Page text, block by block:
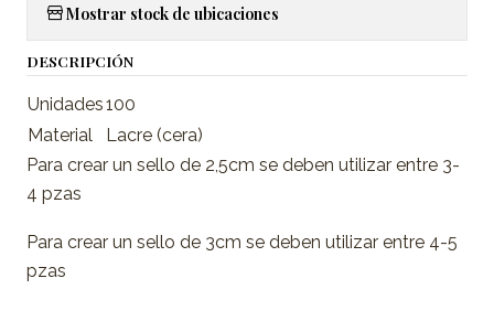
Mostrar stock de ubicaciones
DESCRIPCIÓN
Unidades100
Material
Lacre (cera)
Para crear un sello de 2,5cm se deben utilizar entre 3-
4 pzas
Para crear un sello de 3cm se deben utilizar entre 4-5
pzas